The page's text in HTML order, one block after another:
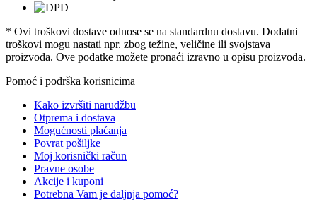
* Ovi troškovi dostave odnose se na standardnu ​​dostavu. Dodatni
troškovi mogu nastati npr. zbog težine, veličine ili svojstava
proizvoda. Ove podatke možete pronaći izravno u opisu proizvoda.
Pomoć i podrška korisnicima
Kako izvršiti narudžbu
Otprema i dostava
Mogućnosti plaćanja
Povrat pošiljke
Moj korisnički račun
Pravne osobe
Akcije i kuponi
Potrebna Vam je daljnja pomoć?